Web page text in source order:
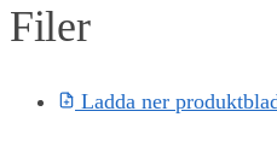
Filer
Ladda ner